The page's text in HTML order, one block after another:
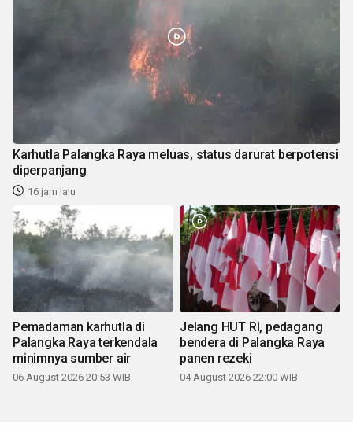
Karhutla Palangka Raya meluas, status darurat berpotensi
diperpanjang
16 jam lalu
Pemadaman karhutla di
Palangka Raya terkendala
minimnya sumber air
06 August 2026 20:53 WIB
Jelang HUT RI, pedagang
bendera di Palangka Raya
panen rezeki
04 August 2026 22:00 WIB